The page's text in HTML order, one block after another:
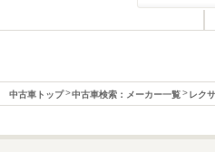
中古車トップ 中古車検索：メーカー一覧 レク